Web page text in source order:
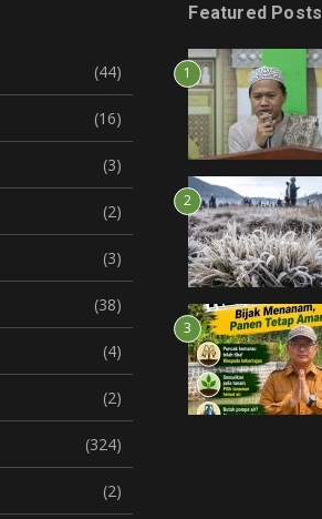
(44)
(16)
(3)
(2)
(3)
(38)
(4)
(2)
(324)
(2)
Featured Posts
1
2
3